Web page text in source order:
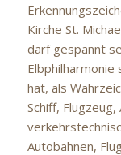
Kirche St.
darf gespannt
hat, als
Schiff,
Autobahnen,